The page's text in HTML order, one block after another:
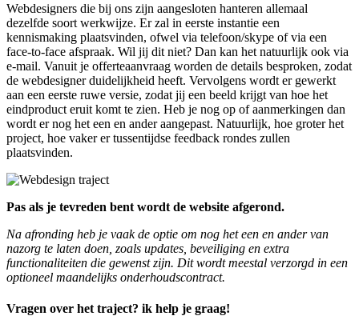
Webdesigners die bij ons zijn aangesloten hanteren allemaal
dezelfde soort werkwijze. Er zal in eerste instantie een
kennismaking plaatsvinden, ofwel via telefoon/skype of via een
face-to-face afspraak. Wil jij dit niet? Dan kan het natuurlijk ook via
e-mail. Vanuit je offerteaanvraag worden de details besproken, zodat
de webdesigner duidelijkheid heeft. Vervolgens wordt er gewerkt
aan een eerste ruwe versie, zodat jij een beeld krijgt van hoe het
eindproduct eruit komt te zien. Heb je nog op of aanmerkingen dan
wordt er nog het een en ander aangepast. Natuurlijk, hoe groter het
project, hoe vaker er tussentijdse feedback rondes zullen
plaatsvinden.
Pas als je tevreden bent wordt de website afgerond.
Na afronding heb je vaak de optie om nog het een en ander van
nazorg te laten doen, zoals updates, beveiliging en extra
functionaliteiten die gewenst zijn. Dit wordt meestal verzorgd in een
optioneel maandelijks onderhoudscontract.
Vragen over het traject? ik help je graag!